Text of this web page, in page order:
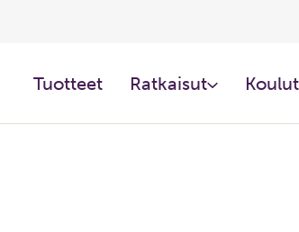
Tuotteet​ Ratkaisut​